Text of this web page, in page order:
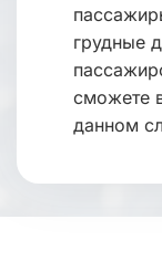
грудные
сможете
данном